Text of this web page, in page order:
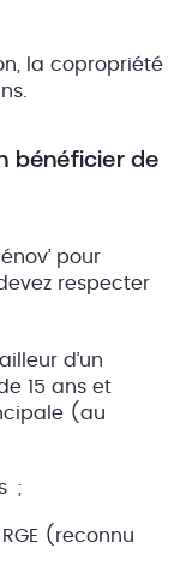
la copropriété
bénéficier de
pour
devez respecter
d’un
15 ans et
(au
;
(reconnu